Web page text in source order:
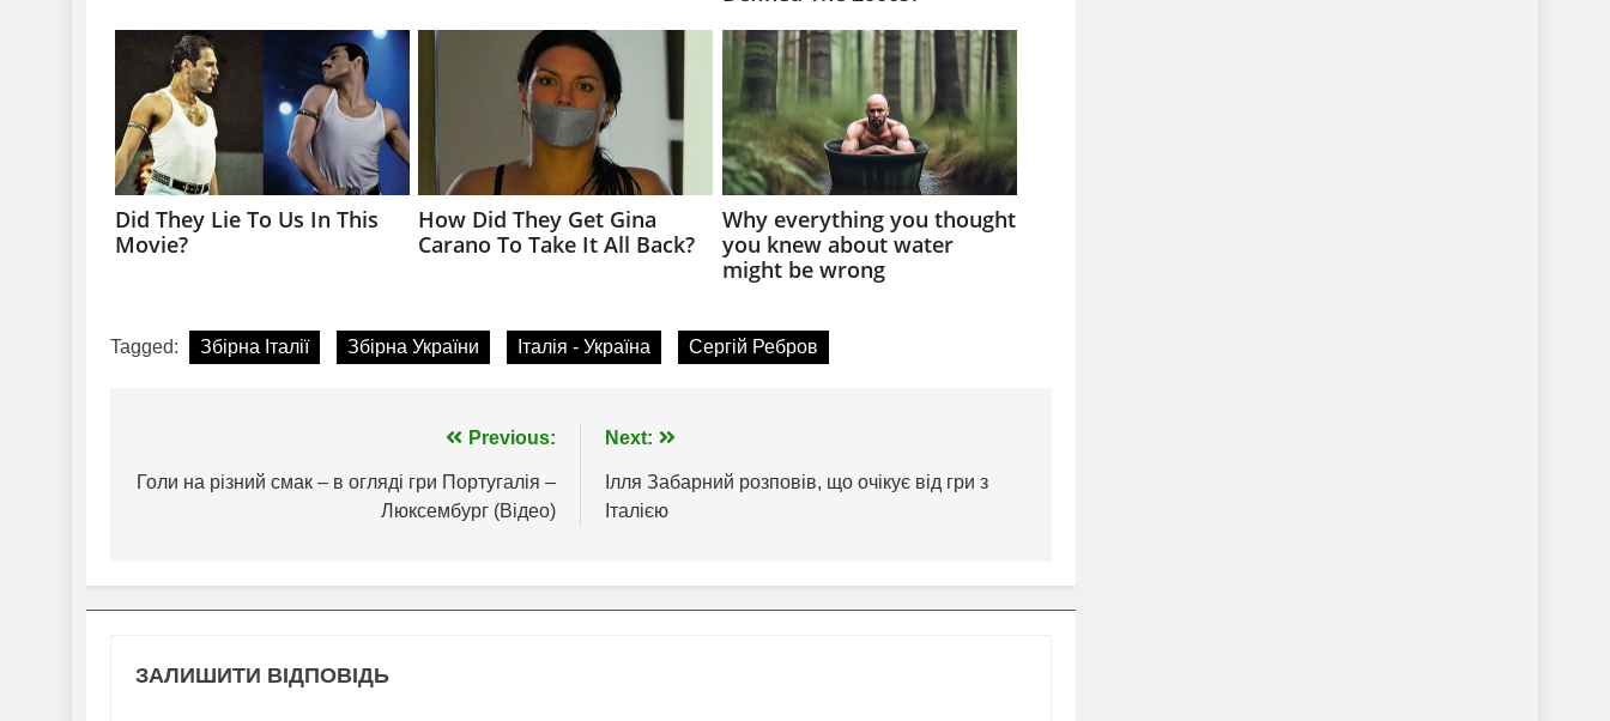
Tagged: Збірна Італії Збірна України Італія - Україна Сергій Ребров
записів
Previous:
Голи на різний смак – в огляді гри Португалія –
Люксембург (Відео)
Next:
Ілля Забарний розповів, що очікує від гри з
Італією
ЗАЛИШИТИ ВІДПОВІДЬ